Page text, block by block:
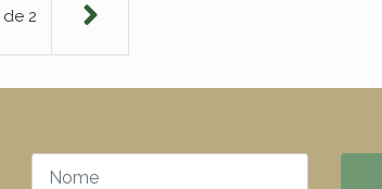
de 2